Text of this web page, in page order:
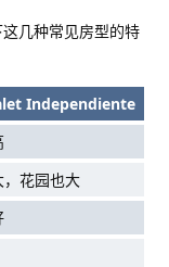
几种常见房型的特
Independiente
，花园也大